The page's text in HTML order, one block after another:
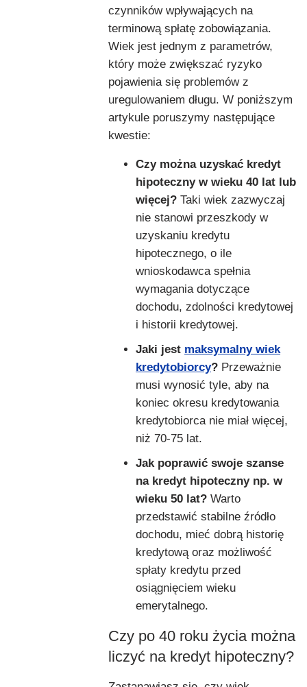
czynników wpływających na
terminową spłatę zobowiązania.
Wiek jest jednym z parametrów,
który może zwiększać ryzyko
pojawienia się problemów z
uregulowaniem długu. W poniższym
artykule poruszymy następujące
kwestie:
Czy można uzyskać kredyt
hipoteczny w wieku 40 lat lub
więcej? Taki wiek zazwyczaj
nie stanowi przeszkody w
uzyskaniu kredytu
hipotecznego, o ile
wnioskodawca spełnia
wymagania dotyczące
dochodu, zdolności kredytowej
i historii kredytowej.
Jaki jest maksymalny wiek
kredytobiorcy? Przeważnie
musi wynosić tyle, aby na
koniec okresu kredytowania
kredytobiorca nie miał więcej,
niż 70-75 lat.
Jak poprawić swoje szanse
na kredyt hipoteczny np. w
wieku 50 lat? Warto
przedstawić stabilne źródło
dochodu, mieć dobrą historię
kredytową oraz możliwość
spłaty kredytu przed
osiągnięciem wieku
emerytalnego.
Czy po 40 roku życia można
liczyć na kredyt hipoteczny?